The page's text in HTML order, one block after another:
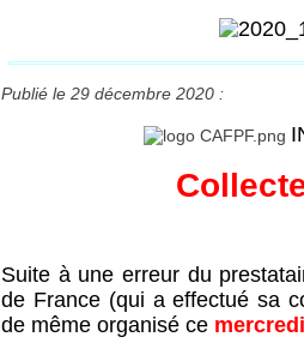
Publié le 29 décembre 2020 :
Suite à une erreur du
de France (qui a effectué sa
de même organisé ce